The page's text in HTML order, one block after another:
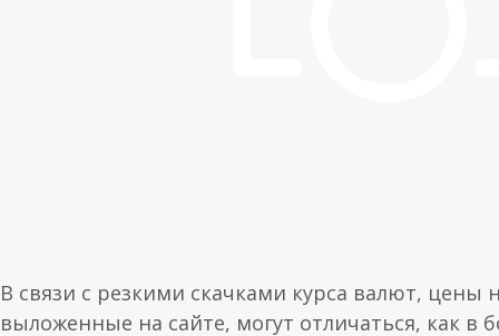
В связи с резкими скачками курса валют, цены
выложенные на сайте, могут отличаться, как в